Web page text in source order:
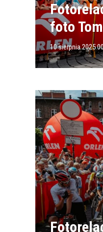
foto
10 sierpnia 2025